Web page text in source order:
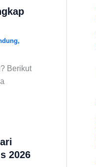
,
Berikut
2026